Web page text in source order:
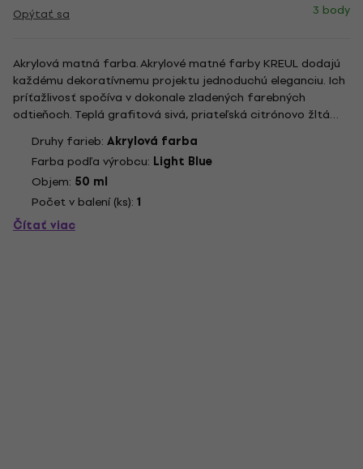
Opýtať sa 3 body
Akrylová matná farba. Akrylové matné farby KREUL dodajú
každému dekoratívnemu projektu jednoduchú eleganciu. Ich
príťažlivosť spočíva v dokonale zladených farebných
odtieňoch. Teplá grafitová sivá, priateľská citrónovo žltá
alebo sýta jedľovo zelená. Každý si vyberie ten správny
odtieň pre svoju jedinečnú atmosféru. Robustné farby
zaručujú...
Druhy farieb: Akrylová farba
Farba podľa výrobcu: Light Blue
Objem: 50 ml
Počet v balení (ks): 1
Čítať viac